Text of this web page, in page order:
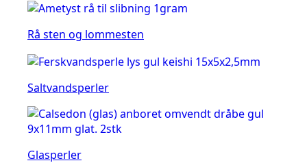
Rå sten og lommesten
Saltvandsperler
Glasperler